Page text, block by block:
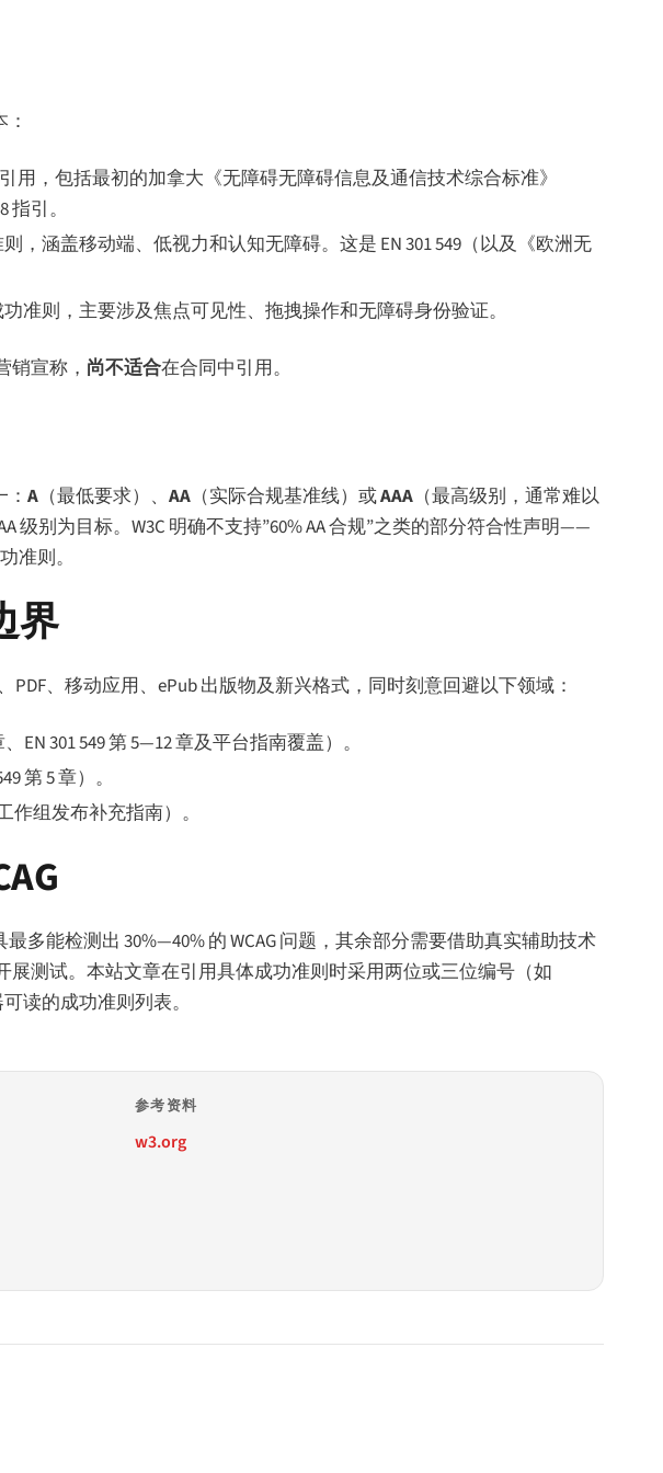
用，包括最初的加拿大《无障碍无障碍信息及通信技术综合标准》
指引。
，涵盖移动端、低视力和认知无障碍。这是 EN 301 549（以及《欧洲无
准则，主要涉及焦点可见性、拖拽操作和无障碍身份验证。
销宣称， 尚不适合在合同中引用。
A （最低要求）、 AA （实际合规基准线）或AAA （最高级别，通常难以
级别为目标。W3C 明确不支持”60% AA 合规”之类的部分符合性声明——
准则。
界
PDF、移动应用、ePub 出版物及新兴格式，同时刻意回避以下领域：
EN 301 549 第 5—12 章及平台指南覆盖）。
第 5 章）。
作组发布补充指南）。
多能检测出 30%—40% 的 WCAG 问题，其余部分需要借助真实辅助技术
测试。本站文章在引用具体成功准则时采用两位或三位编号（如
读的成功准则列表。
参考资料
w3.org